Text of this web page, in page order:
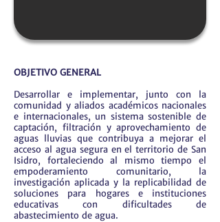
OBJETIVO GENERAL
Desarrollar e implementar, junto con la
comunidad y aliados académicos nacionales
e internacionales, un sistema sostenible de
captación, filtración y aprovechamiento de
aguas lluvias que contribuya a mejorar el
acceso al agua segura en el territorio de San
Isidro, fortaleciendo al mismo tiempo el
empoderamiento comunitario, la
investigación aplicada y la replicabilidad de
soluciones para hogares e instituciones
educativas con dificultades de
abastecimiento de agua.